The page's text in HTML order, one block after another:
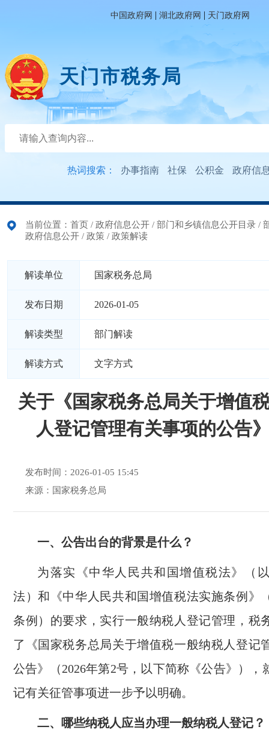
中国政府网 | 湖北政府网 | 天门政府网
天门市税务局
热词搜索： 办事指南 社保 公积金 政府信
当前位置： 首页 / 政府信息公开 / 部门和乡镇信息公开目录 /
政府信息公开 / 政策 / 政策解读
解读单位 国家税务总局
发布日期 2026-01-05
解读类型 部门解读
解读方式 文字方式
关于《国家税务总局关于增值
人登记管理有关事项的公告
发布时间：2026-01-05 15:45
来源：国家税务总局
一、公告出台的背景是什么？
为落实《中华人民共和国增值税法》（
法）和《中华人民共和国增值税法实施条例》
条例）的要求，实行一般纳税人登记管理，税
了《国家税务总局关于增值税一般纳税人登记
公告》（2026年第2号，以下简称《公告》），
记有关征管事项进一步予以明确。
二、哪些纳税人应当办理一般纳税人登记？